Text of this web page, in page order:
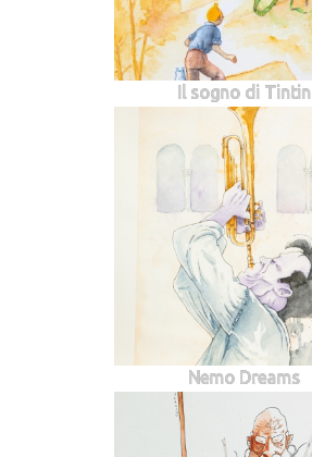
Il sogno di Tintin
Nemo Dreams